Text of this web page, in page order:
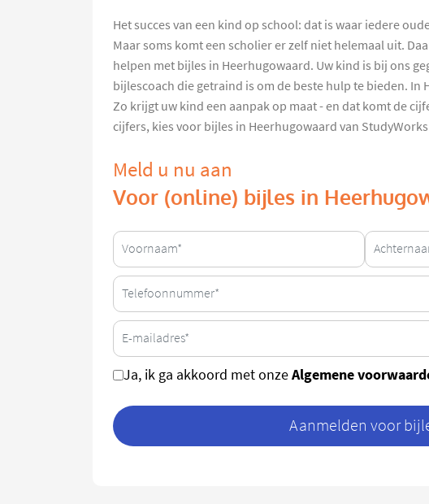
Het succes van een kind op school: dat is waar iedere
Maar soms komt een scholier er zelf niet helemaal uit.
helpen met bijles in Heerhugowaard. Uw kind is bij ons
bijlescoach die getraind is om de beste hulp te bieden. In
Zo krijgt uw kind een aanpak op maat - en dat komt de
cijfers, kies voor bijles in Heerhugowaard van
Meld u nu aan
Voor (online) bijles in
Ja, ik ga akkoord met onzeAlgemene
Aanmelden voor